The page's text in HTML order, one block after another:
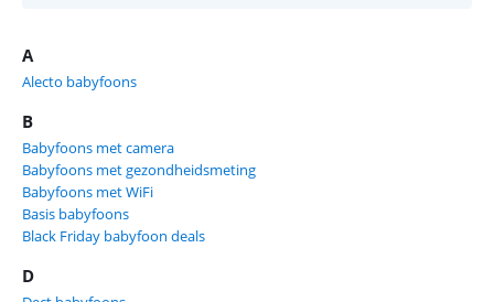
A
Alecto babyfoons
B
Babyfoons met camera
Babyfoons met gezondheidsmeting
Babyfoons met WiFi
Basis babyfoons
Black Friday babyfoon deals
D